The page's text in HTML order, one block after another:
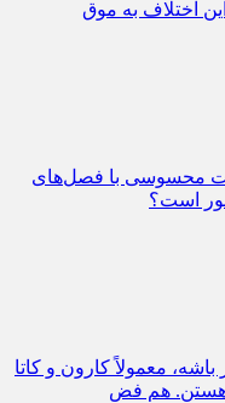
اختلاف به موق
محسوسی با فصل‌های
است؟
معمولاً کارون و کاتا
هستن. هم فض